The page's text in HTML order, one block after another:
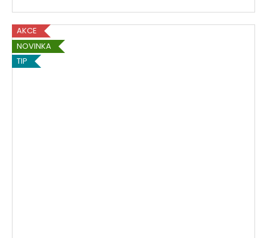
AKCE
NOVINKA
TIP